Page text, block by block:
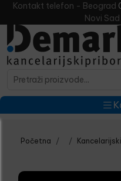
Kontakt telefon - Beograd
Novi Sad
Početna